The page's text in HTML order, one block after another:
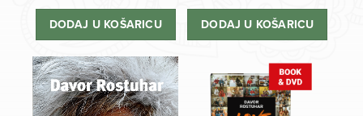
DODAJ U KOŠARICU DODAJ U KOŠARICU